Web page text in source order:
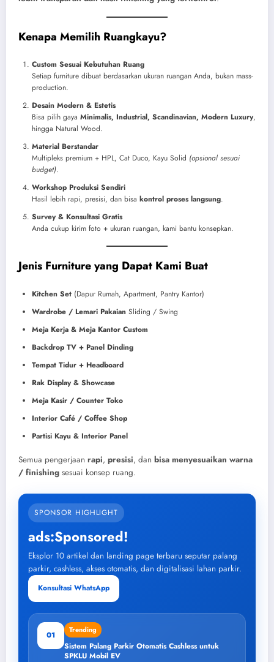
Kenapa Memilih Ruangkayu?
Custom Sesuai Kebutuhan Ruang
Setiap furniture dibuat berdasarkan ukuran ruangan Anda, bukan mass-
production.
Desain Modern & Estetis
Bisa pilih gaya Minimalis, Industrial, Scandinavian, Modern Luxury,
hingga Natural Wood.
Material Berstandar
Multipleks premium + HPL, Cat Duco, Kayu Solid (opsional sesuai
budget).
Workshop Produksi Sendiri
Hasil lebih rapi, presisi, dan bisa kontrol proses langsung.
Survey & Konsultasi Gratis
Anda cukup kirim foto + ukuran ruangan, kami bantu konsepkan.
Jenis Furniture yang Dapat Kami Buat
Kitchen Set (Dapur Rumah, Apartment, Pantry Kantor)
Wardrobe / Lemari Pakaian Sliding / Swing
Meja Kerja & Meja Kantor Custom
Backdrop TV + Panel Dinding
Tempat Tidur + Headboard
Rak Display & Showcase
Meja Kasir / Counter Toko
Interior Café / Coffee Shop
Partisi Kayu & Interior Panel
Semua pengerjaan rapi, presisi, dan bisa menyesuaikan warna
/ finishing sesuai konsep ruang.
SPONSOR HIGHLIGHT
ads:Sponsored!
Eksplor 10 artikel dan landing page terbaru seputar palang
parkir, cashless, akses otomatis, dan digitalisasi lahan parkir.
Konsultasi WhatsApp
01
Trending
Sistem Palang Parkir Otomatis Cashless untuk
SPKLU Mobil EV